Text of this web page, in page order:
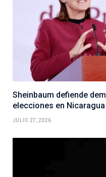
Sheinbaum defiende
elecciones en Nicaragua
JULIO 27, 2026